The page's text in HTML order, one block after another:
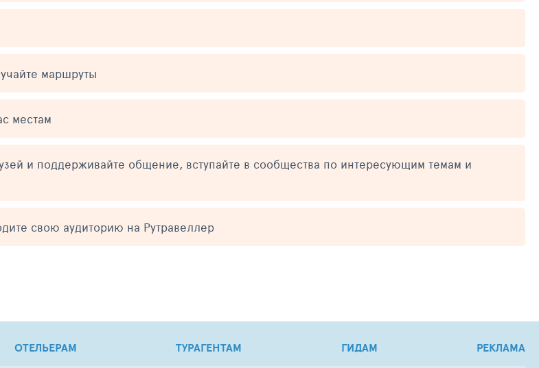
маршруты
местам
и поддерживайте общение, вступайте в сообщества по интересующим темам и
свою аудиторию на Рутравеллер
ОТЕЛЬЕРАМ ТУРАГЕНТАМ ГИДАМ РЕКЛАМА